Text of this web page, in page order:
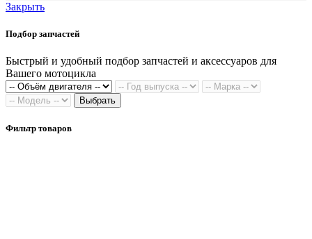
Закрыть
Подбор запчастей
Быстрый и удобный подбор запчастей и аксессуаров для
Вашего мотоцикла
Выбрать
Фильтр товаров